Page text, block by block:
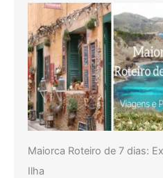
Maiorca Roteiro de 7 dias:
Ilha